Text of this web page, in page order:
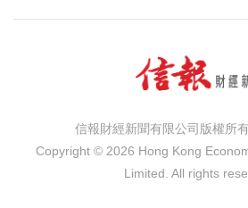
信報財經新聞有限公司版權所
Copyright © 2026 Hong Kong
Limited. All rights